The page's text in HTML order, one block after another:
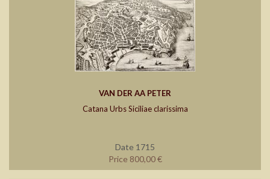
VAN DER AA PETER
Catana Urbs Siciliae clarissima
Date 1715
Price 800,00 €